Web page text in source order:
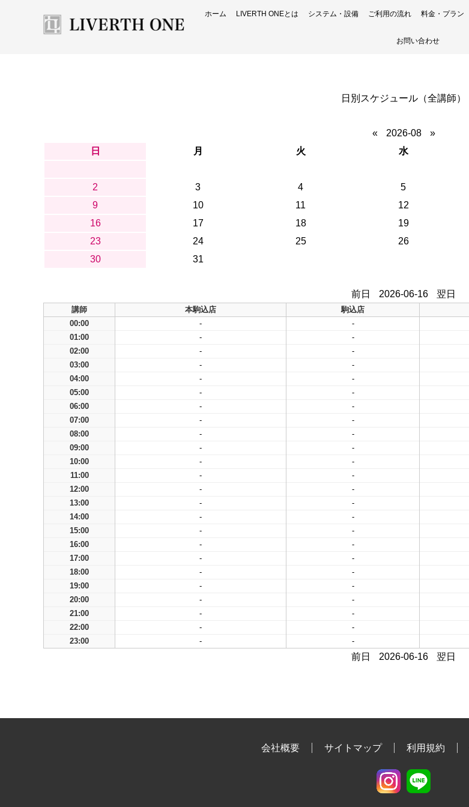
ホーム LIVERTH ONEとは システム・設備 ご利用の流れ 料金・プラン
お問い合わせ
日別スケジュール（全講師）
« 2026-08
»
日
月 火 水
2
3 4 5
9
10 11 12
16
17 18 19
23
24 25 26
30
31
前日 2026-06-16 翌日
講師 本駒込店 駒込店
00:00
- -
01:00
- -
02:00
- -
03:00
- -
04:00
- -
05:00
- -
06:00
- -
07:00
- -
08:00
- -
09:00
- -
10:00
- -
11:00
- -
12:00
- -
13:00
- -
14:00
- -
15:00
- -
16:00
- -
17:00
- -
18:00
- -
19:00
- -
20:00
- -
21:00
- -
22:00
- -
23:00
- -
前日 2026-06-16 翌日
会社概要 サイトマップ 利用規約